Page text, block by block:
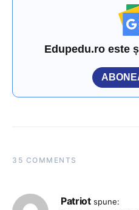
Edupedu.ro este
35 COMMENTS
Patriot spune: